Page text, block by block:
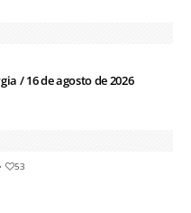
/ 16 de agosto de 2026
53